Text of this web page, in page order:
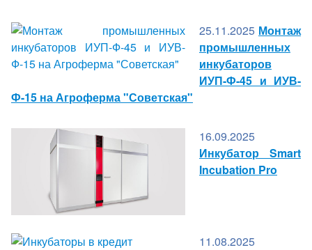
25.11.2025 Монтаж
промышленных
инкубаторов
ИУП-Ф-45 и ИУВ-
Ф-15 на Агроферма "Советская"
16.09.2025
Инкубатор Smart
Incubation Pro
11.08.2025